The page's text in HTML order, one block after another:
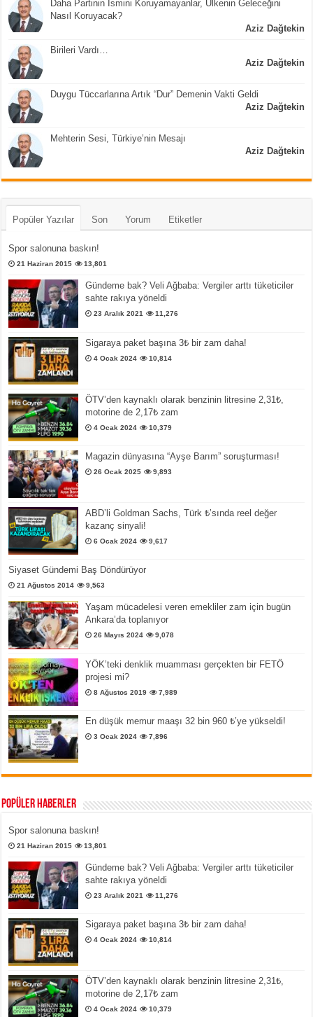
Daha Partinin İsmini Koruyamayanlar, Ülkenin Geleceğini
Nasıl Koruyacak?
Aziz Dağtekin
Birileri Vardı…
Aziz Dağtekin
Duygu Tüccarlarına Artık “Dur” Demenin Vakti Geldi
Aziz Dağtekin
Mehterin Sesi, Türkiye’nin Mesajı
Aziz Dağtekin
Popüler Yazılar Son Yorum Etiketler
Spor salonuna baskın!
21 Haziran 2015 13,801
Gündeme bak? Veli Ağbaba: Vergiler arttı tüketiciler
sahte rakıya yöneldi
23 Aralık 2021 11,276
Sigaraya paket başına 3₺ bir zam daha!
4 Ocak 2024 10,814
ÖTV’den kaynaklı olarak benzinin litresine 2,31₺,
motorine de 2,17₺ zam
4 Ocak 2024 10,379
Magazin dünyasına “Ayşe Barım” soruşturması!
26 Ocak 2025 9,893
ABD’li Goldman Sachs, Türk ₺’sında reel değer
kazanç sinyali!
6 Ocak 2024 9,617
Siyaset Gündemi Baş Döndürüyor
21 Ağustos 2014 9,563
Yaşam mücadelesi veren emekliler zam için bugün
Ankara’da toplanıyor
26 Mayıs 2024 9,078
YÖK’teki denklik muamması gerçekten bir FETÖ
projesi mi?
8 Ağustos 2019 7,989
En düşük memur maaşı 32 bin 960 ₺’ye yükseldi!
3 Ocak 2024 7,896
Popüler Haberler
Spor salonuna baskın!
21 Haziran 2015 13,801
Gündeme bak? Veli Ağbaba: Vergiler arttı tüketiciler
sahte rakıya yöneldi
23 Aralık 2021 11,276
Sigaraya paket başına 3₺ bir zam daha!
4 Ocak 2024 10,814
ÖTV’den kaynaklı olarak benzinin litresine 2,31₺,
motorine de 2,17₺ zam
4 Ocak 2024 10,379